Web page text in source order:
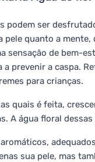
podem ser
pele quanto a
sensação de bem-
prevenir a caspa.
para crianças.
quais é feita,
A água floral
sua pele, mas